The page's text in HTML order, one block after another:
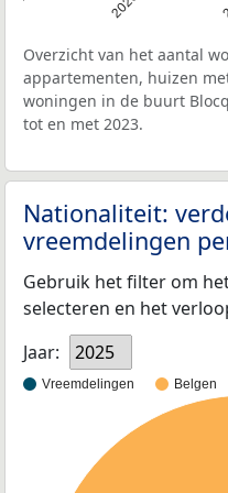
Overzicht van het aantal
appartementen, huizen
woningen in de buurt
tot en met 2023.
Nationaliteit:
vreemdelingen
Gebruik het filter om
selecteren en het
Jaar:
2025
Vreemdelingen Belgen